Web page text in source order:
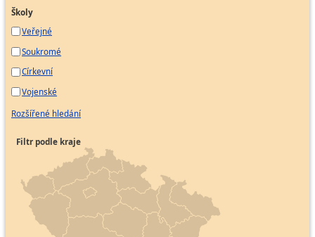
Školy
Veřejné
Soukromé
Církevní
Vojenské
Rozšířené hledání
Filtr podle kraje